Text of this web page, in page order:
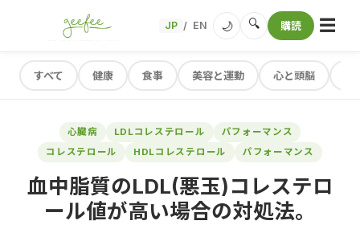
JP / EN 🌙 🔍 購読 ☰
すべて 健康 食事 美容と運動 心と頭脳
心臓病 LDLコレステロール
パフォーマンス
コレステロール
HDLコレステロール パフォーマンス
血中脂質のLDL(悪玉)コレステロ
ール値が高い場合の対処法。